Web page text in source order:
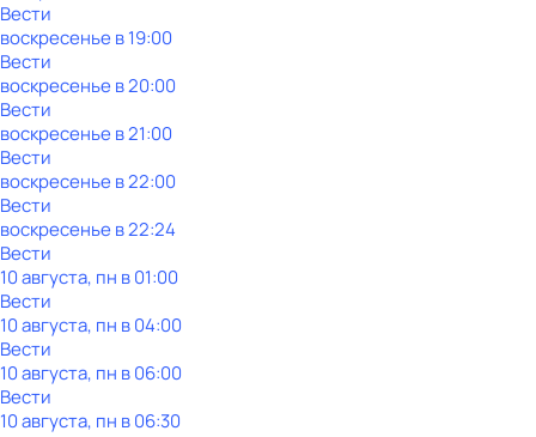
Вести
воскресенье в19:00
Вести
воскресенье в20:00
Вести
воскресенье в21:00
Вести
воскресенье в22:00
Вести
воскресенье в22:24
Вести
10 августа, пн в 01:00
Вести
10 августа, пн в 04:00
Вести
10 августа, пн в 06:00
Вести
10 августа, пн в 06:30